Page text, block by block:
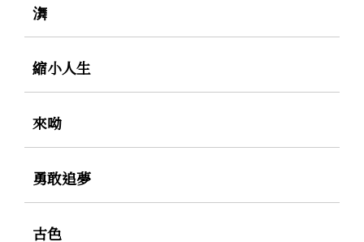
㵲
縮小人生
來呦
勇敢追夢
古色